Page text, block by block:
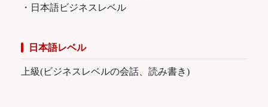
・日本語ビジネスレベル
日本語レベル
上級(ビジネスレベルの会話、読み書き)